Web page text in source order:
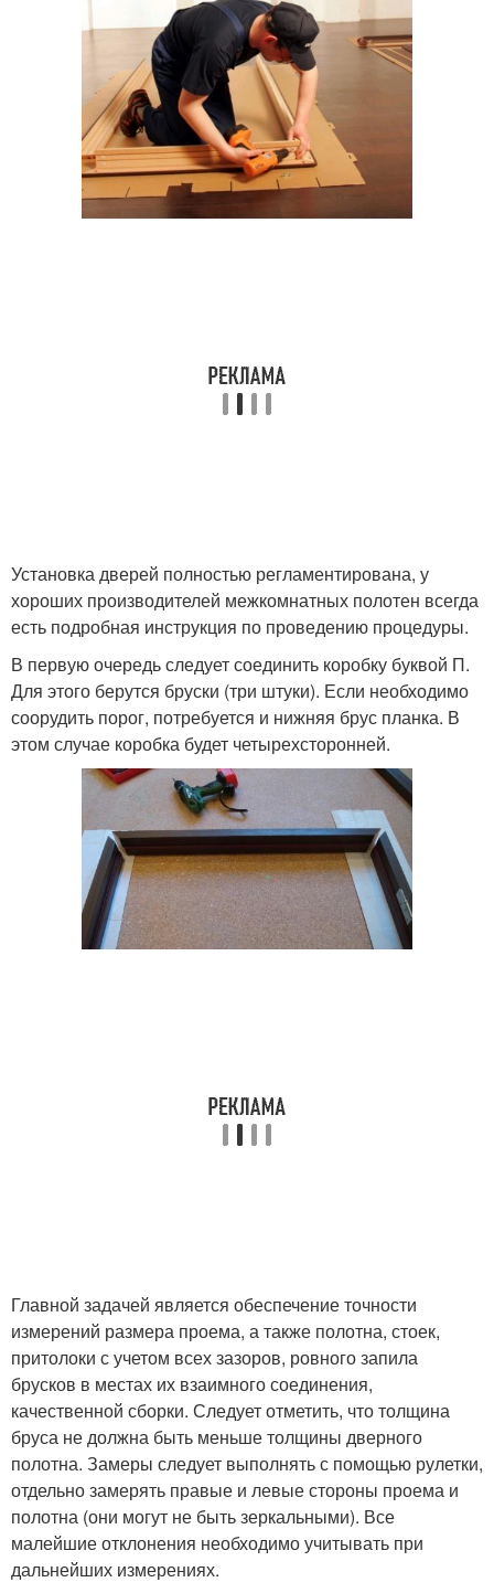
Установка дверей полностью регламентирована, у
хороших производителей межкомнатных полотен всегда
есть подробная инструкция по проведению процедуры.
В первую очередь следует соединить коробку буквой П.
Для этого берутся бруски (три штуки). Если необходимо
соорудить порог, потребуется и нижняя брус планка. В
этом случае коробка будет четырехсторонней.
Главной задачей является обеспечение точности
измерений размера проема, а также полотна, стоек,
притолоки с учетом всех зазоров, ровного запила
брусков в местах их взаимного соединения,
качественной сборки. Следует отметить, что толщина
бруса не должна быть меньше толщины дверного
полотна. Замеры следует выполнять с помощью рулетки,
отдельно замерять правые и левые стороны проема и
полотна (они могут не быть зеркальными). Все
малейшие отклонения необходимо учитывать при
дальнейших измерениях.